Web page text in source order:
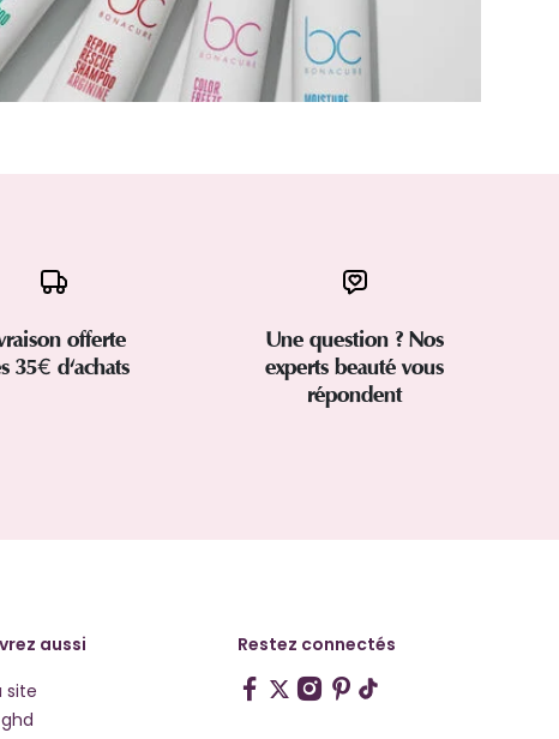
offerte
35€ d'achats
Une question ? Nos
experts beauté vous
répondent
aussi
site
Restez connectés